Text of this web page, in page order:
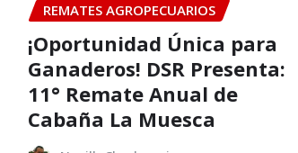
REMATES AGROPECUARIOS
¡Oportunidad Única para
Ganaderos! DSR Presenta:
11° Remate Anual de
Cabaña La Muesca